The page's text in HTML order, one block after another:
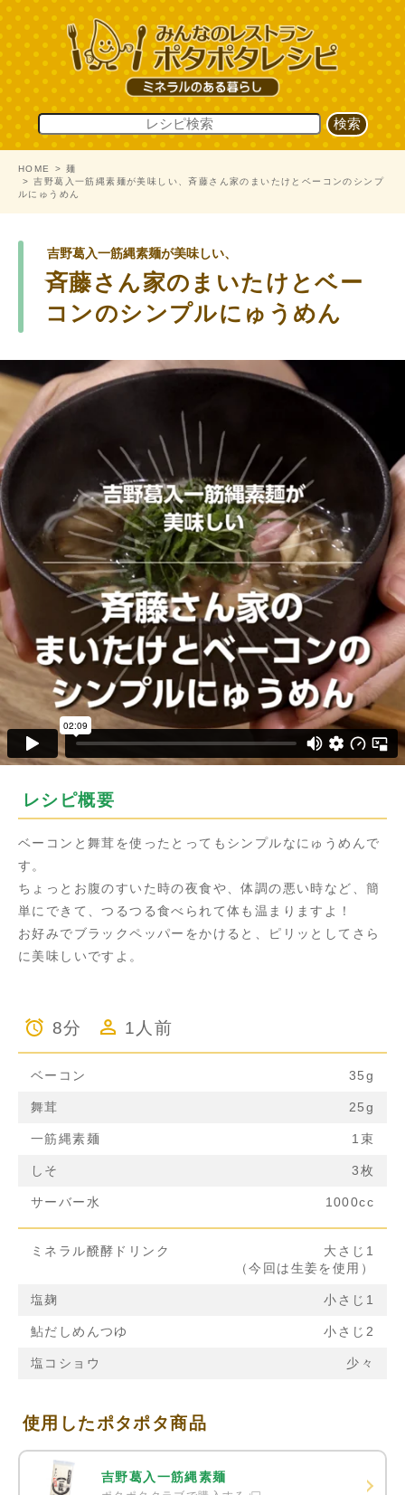
HOME
麺
吉野葛入一筋縄素麺が美味しい、斉藤さん家のまいたけとベーコンのシンプ
ルにゅうめん
吉野葛入一筋縄素麺が美味しい、
斉藤さん家のまいたけとベー
コンのシンプルにゅうめん
レシピ概要
ベーコンと舞茸を使ったとってもシンプルなにゅうめんで
す。
ちょっとお腹のすいた時の夜食や、体調の悪い時など、簡
単にできて、つるつる食べられて体も温まりますよ！
お好みでブラックペッパーをかけると、ピリッとしてさら
に美味しいですよ。
8分 1人前
ベーコン 35g
舞茸 25g
一筋縄素麺 1束
しそ 3枚
サーバー水 1000cc
ミネラル醗酵ドリンク
大さじ1
（今回は生姜を使用）
塩麹 小さじ1
鮎だしめんつゆ 小さじ2
塩コショウ 少々
使用したポタポタ商品
吉野葛入一筋縄素麺